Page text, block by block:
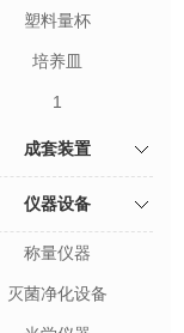
塑料量杯
培养皿
1
成套装置
仪器设备
称量仪器
灭菌净化设备